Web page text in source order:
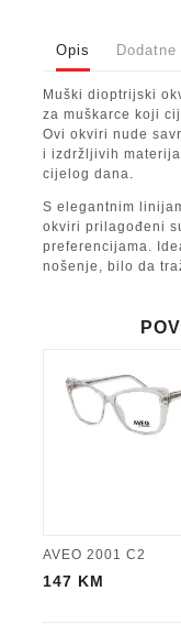
Opis
Muški dioptrijski
za muškarce koji
Ovi okviri nude
i izdržljivih
cijelog dana.
S elegantnim
okviri prilagođeni
preferencijama.
nošenje, bilo da
AVEO 2001 C2
147 KM